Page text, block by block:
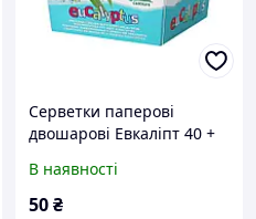
Серветки паперові
двошарові Евкаліпт 40 +
В наявності
50₴